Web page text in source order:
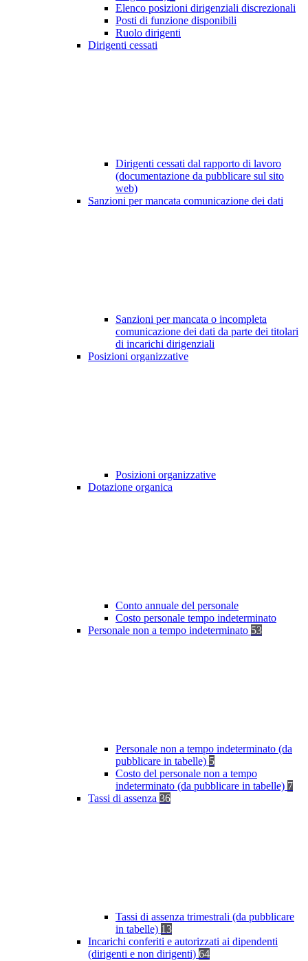
Elenco posizioni dirigenziali discrezionali
Posti di funzione disponibili
Ruolo dirigenti
Dirigenti cessati
Dirigenti cessati dal rapporto di lavoro
(documentazione da pubblicare sul sito
web)
Sanzioni per mancata comunicazione dei dati
Sanzioni per mancata o incompleta
comunicazione dei dati da parte dei titolari
di incarichi dirigenziali
Posizioni organizzative
Posizioni organizzative
Dotazione organica
Conto annuale del personale
Costo personale tempo indeterminato
Personale non a tempo indeterminato 53
Personale non a tempo indeterminato (da
pubblicare in tabelle) 5
Costo del personale non a tempo
indeterminato (da pubblicare in tabelle) 7
Tassi di assenza 36
Tassi di assenza trimestrali (da pubblicare
in tabelle) 13
Incarichi conferiti e autorizzati ai dipendenti
(dirigenti e non dirigenti) 64